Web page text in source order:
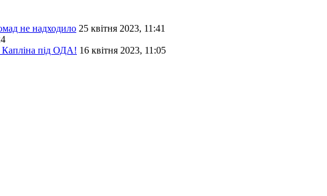
не надходило 25 квітня 2023, 11:41
під ОДА! 16 квітня 2023, 11:05